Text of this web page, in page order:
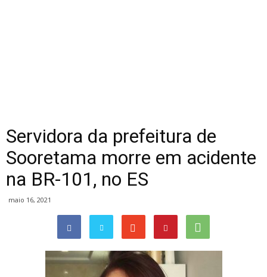
Servidora da prefeitura de
Sooretama morre em acidente
na BR-101, no ES
maio 16, 2021